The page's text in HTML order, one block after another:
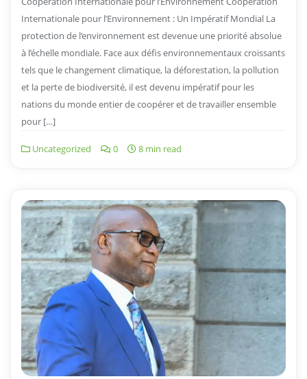
Internationale pour l’Environnement : Un Impératif Mondial La
protection de l’environnement est devenue une priorité absolue
à l’échelle mondiale. Face aux défis environnementaux croissants
tels que le changement climatique, la déforestation, la pollution
et la perte de biodiversité, il est devenu impératif pour les
nations du monde entier de coopérer et de travailler ensemble
pour […]
Uncategorized 0 8 min read